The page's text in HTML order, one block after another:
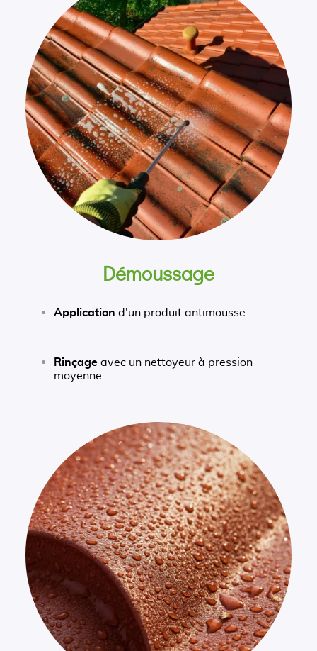
Démoussage
Application d'un produit antimousse
Rinçage avec un nettoyeur à pression
moyenne